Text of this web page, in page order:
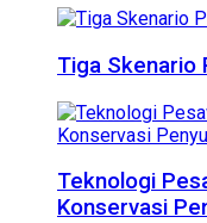
Tiga Skenario
Teknologi
Konservasi